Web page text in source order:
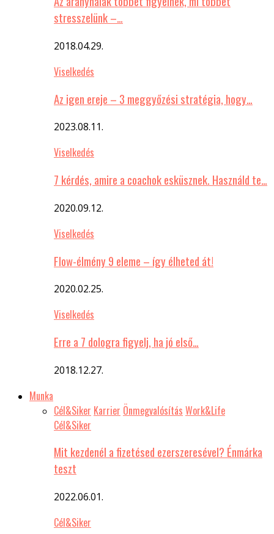
stresszelünk –…
2018.04.29.
Viselkedés
Az igen ereje – 3 meggyőzési stratégia, hogy…
2023.08.11.
Viselkedés
7 kérdés, amire a coachok esküsznek. Használd te…
2020.09.12.
Viselkedés
Flow-élmény 9 eleme – így élheted át!
2020.02.25.
Viselkedés
Erre a 7 dologra figyelj, ha jó első…
2018.12.27.
Munka
Cél&Siker Karrier Önmegvalósítás Work&Life
Cél&Siker
Mit kezdenél a fizetésed ezerszeresével? Énmárka
teszt
2022.06.01.
Cél&Siker